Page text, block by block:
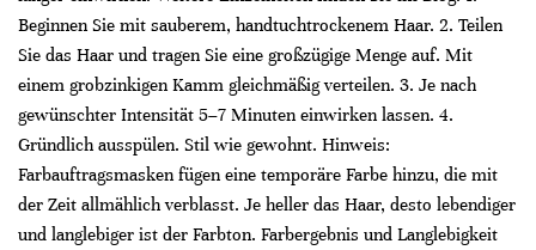
Beginnen Sie mit sauberem, handtuchtrockenem Haar. 2. Teilen
Sie das Haar und tragen Sie eine großzügige Menge auf. Mit
einem grobzinkigen Kamm gleichmäßig verteilen. 3. Je nach
gewünschter Intensität 5–7 Minuten einwirken lassen. 4.
Gründlich ausspülen. Stil wie gewohnt. Hinweis:
Farbauftragsmasken fügen eine temporäre Farbe hinzu, die mit
der Zeit allmählich verblasst. Je heller das Haar, desto lebendiger
und langlebiger ist der Farbton. Farbergebnis und Langlebigkeit